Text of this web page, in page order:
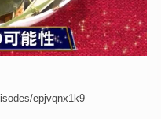
epjvqnx1k9